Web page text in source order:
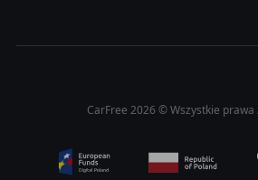
CarFree 2026 © Wszystkie prawa